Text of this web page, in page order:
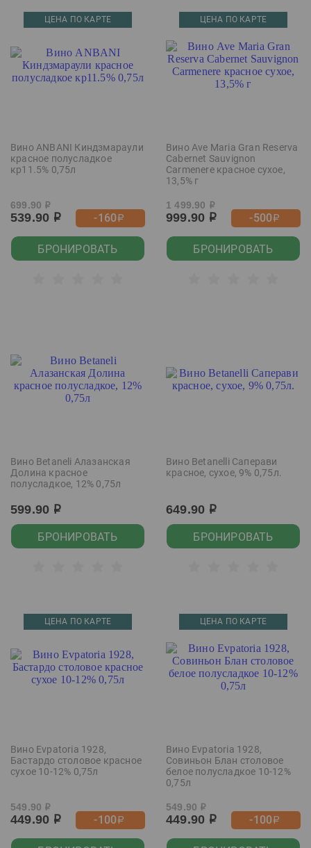
ЦЕНА ПО КАРТЕ
Вино ANBANI Киндзмараули
красное полусладкое
кр11.5% 0,75л
699.90 р
539.90 р -160р
БРОНИРОВАТЬ
ЦЕНА ПО КАРТЕ
Вино Ave Maria Gran Reserva
Cabernet Sauvignon
Carmenere красное сухое,
13,5% г
1 499.90 р
999.90 р -500р
БРОНИРОВАТЬ
Вино Betaneli Алазанская
Долина красное
полусладкое, 12% 0,75л
599.90 р
БРОНИРОВАТЬ
Вино Betanelli Саперави
красное, сухое, 9% 0,75л.
649.90 р
БРОНИРОВАТЬ
ЦЕНА ПО КАРТЕ
Вино Evpatoria 1928,
Бастардо столовое красное
сухое 10-12% 0,75л
549.90 р
449.90 р -100р
ЦЕНА ПО КАРТЕ
Вино Evpatoria 1928,
Совиньон Блан столовое
белое полусладкое 10-12%
0,75л
549.90 р
449.90 р -100р